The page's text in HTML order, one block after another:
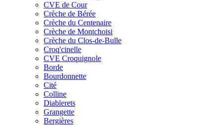
CVE de Cour
Crèche de Bérée
Crèche du Centenaire
Crèche de Montchoisi
Crèche du Clos-de-Bulle
Croq'cinelle
CVE Croquignole
Borde
Bourdonnette
Cité
Colline
Diablerets
Grangette
Bergières